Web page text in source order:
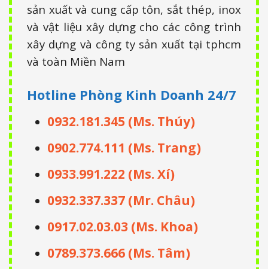
sản xuất và cung cấp tôn, sắt thép, inox
và vật liệu xây dựng cho các công trình
xây dựng và công ty sản xuất tại tphcm
và toàn Miền Nam
Hotline Phòng Kinh Doanh 24/7
0932.181.345 (Ms. Thúy)
0902.774.111 (Ms. Trang)
0933.991.222 (Ms. Xí)
0932.337.337 (Mr. Châu)
0917.02.03.03 (Ms. Khoa)
0789.373.666 (Ms. Tâm)